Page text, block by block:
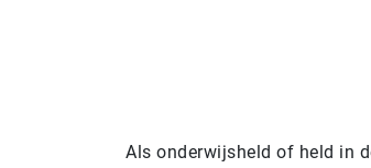
Als onderwijsheld of held in